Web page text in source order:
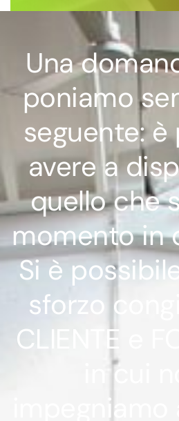
Una
poniamo
seguente:
avere a
quello che
momento in
Si è
sforzo
CLIENTE e
in cui
impegniamo